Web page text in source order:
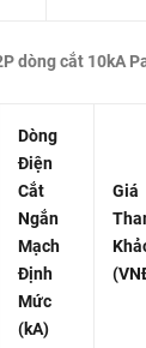
dòng cắt 10kA
Dòng
Điện
Cắt
Ngắn
Mạch
Định
Mức
(kA)
Giá